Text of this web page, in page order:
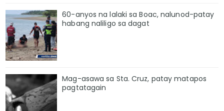
60-anyos na lalaki sa Boac, nalunod-patay
habang naliligo sa dagat
Mag-asawa sa Sta. Cruz, patay matapos
pagtatagain